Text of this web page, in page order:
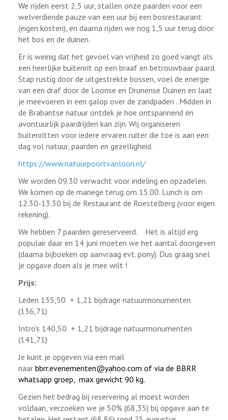
We rijden eerst 2,5 uur, stallen onze paarden voor een
welverdiende pauze van een uur bij een bosrestaurant
(eigen kosten), en daarna rijden we nog 1,5 uur terug door
het bos en de duinen.
Er is weinig dat het gevoel van vrijheid zo goed vangt als
een heerlijke buitenrit op een braaf en betrouwbaar paard.
Stap rustig door de uitgestrekte bossen, voel de energie
van een draf door de Loonse en Drunense Duinen en laat
je meevoeren in een galop over de zandpaden . Midden in
de Brabantse natuur ontdek je hoe ontspannend én
avontuurlijk paardrijden kan zijn. Wij organiseren
buitenritten voor iedere ervaren ruiter die toe is aan een
dag vol natuur, paarden en gezelligheid.
https://www.natuurpoortvanloon.nl/
We worden 09.30 verwacht voor indeling en opzadelen.
We komen op de manege terug om 15.00. Lunch is om
12.30-13.30 bij de Restaurant de Roestelberg (voor eigen
rekening).
We hebben 7 paarden gereserveerd. Het is altijd erg
populair daar en 14 juni moeten we het aantal doorgeven
(daarna bijboeken op aanvraag evt. pony). Dus graag snel
je opgave doen als je mee wilt !
Prijs:
Leden 135,50 + 1,21 bijdrage natuurmonumenten
(136,71)
Intro's 140,50 + 1,21 bijdrage natuurmonumenten
(141,71)
Je kunt je opgeven via een mail
naar bbrr.evenementen@yahoo.com of via de BBRR
whatsapp groep, max gewicht 90 kg.
Gezien het bedrag bij reservering al moest worden
voldaan, verzoeken we je 50% (68,35) bij opgave aan te